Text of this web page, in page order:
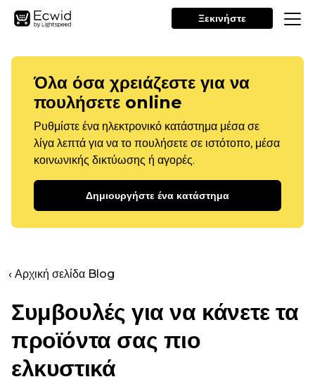
Ξεκινήστε
Όλα όσα χρειάζεστε για να
πουλήσετε online
Ρυθμίστε ένα ηλεκτρονικό κατάστημα μέσα σε
λίγα λεπτά για να το πουλήσετε σε ιστότοπο, μέσα
κοινωνικής δικτύωσης ή αγορές.
Δημιουργήστε ένα κατάστημα
‹ Αρχική σελίδα Blog
Συμβουλές για να κάνετε τα
προϊόντα σας πιο
ελκυστικά